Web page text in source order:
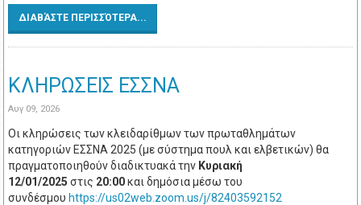
ΔΙΑΒΆΣΤΕ ΠΕΡΙΣΣΌΤΕΡΑ...
ΚΛΗΡΩΣΕΙΣ ΕΣΣΝΑ
Αυγ 09, 2026
Οι κληρώσεις των κλειδαρίθμων των πρωταθλημάτων
κατηγοριών ΕΣΣΝΑ 2025 (με σύστημα πουλ και ελβετικών) θα
πραγματοποιηθούν διαδικτυακά την Κυριακή
12/01/2025 στις 20:00και δημόσια μέσω του
συνδέσμου https://us02web.zoom.us/j/82403592152